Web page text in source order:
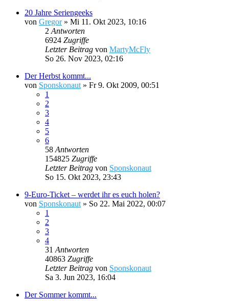
20 Jahre Seriengeeks
von Gregor» Mi 11. Okt 2023, 10:16
2 Antworten
6924 Zugriffe
Letzter Beitrag von MartyMcFly
So 26. Nov 2023, 02:16
Der Herbst kommt...
von Sponskonaut » Fr 9. Okt 2009, 00:51
1
2
3
4
5
6
58 Antworten
154825 Zugriffe
Letzter Beitrag von Sponskonaut
So 15. Okt 2023, 23:43
9-Euro-Ticket – werdet ihr es euch holen?
von Sponskonaut » So 22. Mai 2022, 00:07
1
2
3
4
31 Antworten
40863 Zugriffe
Letzter Beitrag von Sponskonaut
Sa 3. Jun 2023, 16:04
Der Sommer kommt...